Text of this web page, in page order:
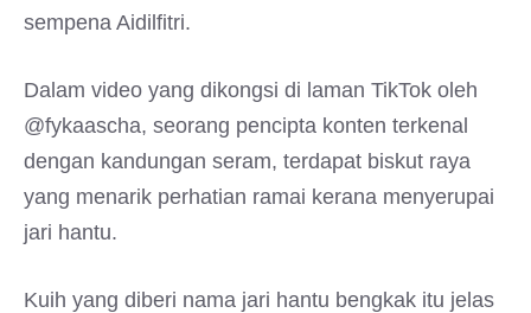
sempena Aidilfitri.
Dalam video yang dikongsi di laman TikTok oleh
@fykaascha, seorang pencipta konten terkenal
dengan kandungan seram, terdapat biskut raya
yang menarik perhatian ramai kerana menyerupai
jari hantu.
Kuih yang diberi nama jari hantu bengkak itu jelas